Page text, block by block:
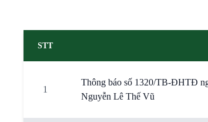
STT
1
Thông báo số 1320/TB-ĐHTĐ
Nguyễn Lê Thế Vũ